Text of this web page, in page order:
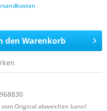
den Warenkorb
Original abweichen kann!